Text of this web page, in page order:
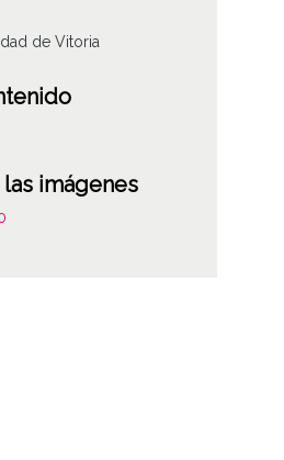
de Vitoria
imágenes